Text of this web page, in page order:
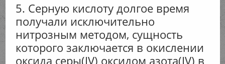
5. Серную кислоту долгое время
получали исключительно
нитрозным методом, сущность
которого заключается в окислении
оксида серы(IV) оксидом азота(IV) в